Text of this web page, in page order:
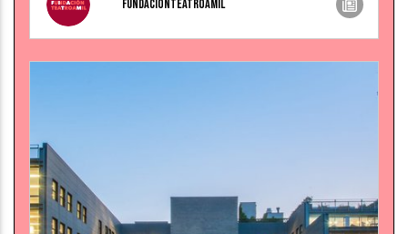
fundacionteatroamil